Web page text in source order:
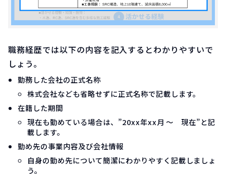
職務経歴では以下の内容を記入するとわかりやすいで
しょう。
勤務した会社の正式名称
株式会社なども省略せずに正式名称で記載します。
在籍した期間
現在も勤めている場合は、”20xx年xx月 ～ 現在”と記
載します。
勤め先の事業内容及び会社情報
自身の勤め先について簡潔にわかりやすく記載しましょ
う。